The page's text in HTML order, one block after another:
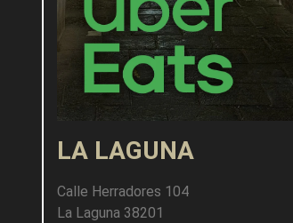
LA LAGUNA
Calle Herradores 104
La Laguna 38201